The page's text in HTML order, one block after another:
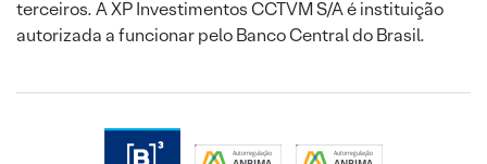
terceiros. A XP Investimentos CCTVM S/A é instituição
autorizada a funcionar pelo Banco Central do Brasil.